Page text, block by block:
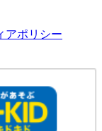
アポリシー